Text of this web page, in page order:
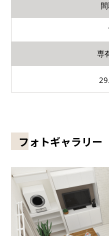
専
フォトギャラリー